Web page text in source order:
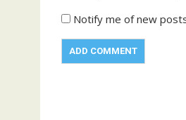
Notify me of new